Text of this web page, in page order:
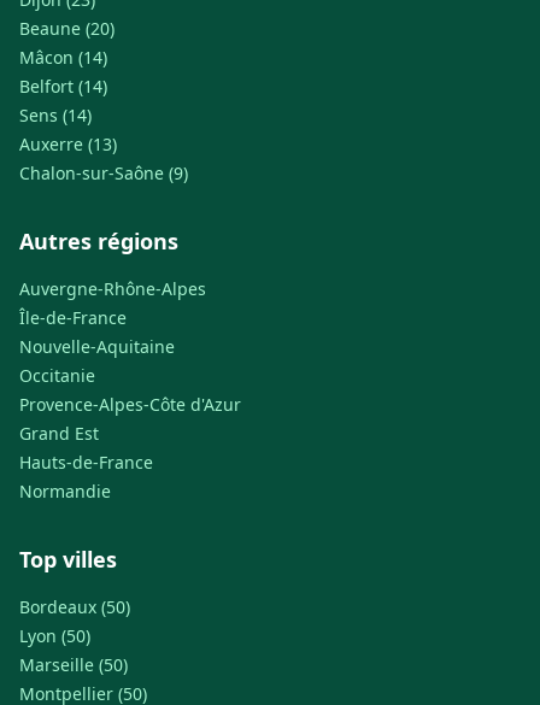
Beaune (20)
Mâcon (14)
Belfort (14)
Sens (14)
Auxerre (13)
Chalon-sur-Saône (9)
Autres régions
Auvergne-Rhône-Alpes
Île-de-France
Nouvelle-Aquitaine
Occitanie
Provence-Alpes-Côte d'Azur
Grand Est
Hauts-de-France
Normandie
Top villes
Bordeaux (50)
Lyon (50)
Marseille (50)
Montpellier (50)